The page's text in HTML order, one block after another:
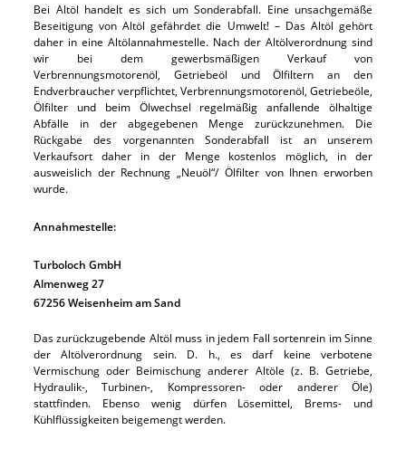
Bei Altöl handelt es sich um Sonderabfall. Eine unsachgemäße
Beseitigung von Altöl gefährdet die Umwelt! – Das Altöl gehört
daher in eine Altölannahmestelle. Nach der Altölverordnung sind
wir bei dem gewerbsmäßigen Verkauf von
Verbrennungsmotorenöl, Getriebeöl und Ölfiltern an den
Endverbraucher verpflichtet, Verbrennungsmotorenöl, Getriebeöle,
Ölfilter und beim Ölwechsel regelmäßig anfallende ölhaltige
Abfälle in der abgegebenen Menge zurückzunehmen. Die
Rückgabe des vorgenannten Sonderabfall ist an unserem
Verkaufsort daher in der Menge kostenlos möglich, in der
ausweislich der Rechnung „Neuöl“/ Ölfilter von Ihnen erworben
wurde.
Annahmestelle:
Turboloch GmbH
Almenweg 27
67256 Weisenheim am Sand
Das zurückzugebende Altöl muss in jedem Fall sortenrein im Sinne
der Altölverordnung sein. D. h., es darf keine verbotene
Vermischung oder Beimischung anderer Altöle (z. B. Getriebe,
Hydraulik-, Turbinen-, Kompressoren- oder anderer Öle)
stattfinden. Ebenso wenig dürfen Lösemittel, Brems- und
Kühlflüssigkeiten beigemengt werden.